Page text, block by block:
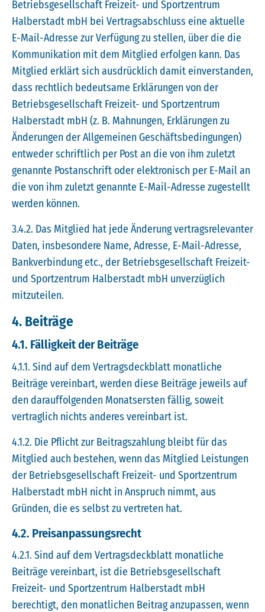
Betriebsgesellschaft Freizeit- und Sportzentrum
Halberstadt mbH bei Vertragsabschluss eine aktuelle
E-Mail-Adresse zur Verfügung zu stellen, über die die
Kommunikation mit dem Mitglied erfolgen kann. Das
Mitglied erklärt sich ausdrücklich damit einverstanden,
dass rechtlich bedeutsame Erklärungen von der
Betriebsgesellschaft Freizeit- und Sportzentrum
Halberstadt mbH (z. B. Mahnungen, Erklärungen zu
Änderungen der Allgemeinen Geschäftsbedingungen)
entweder schriftlich per Post an die von ihm zuletzt
genannte Postanschrift oder elektronisch per E-Mail an
die von ihm zuletzt genannte E-Mail-Adresse zugestellt
werden können.
3.4.2. Das Mitglied hat jede Änderung vertragsrelevanter
Daten, insbesondere Name, Adresse, E-Mail-Adresse,
Bankverbindung etc., der Betriebsgesellschaft Freizeit-
und Sportzentrum Halberstadt mbH unverzüglich
mitzuteilen.
4. Beiträge
4.1. Fälligkeit der Beiträge
4.1.1. Sind auf dem Vertragsdeckblatt monatliche
Beiträge vereinbart, werden diese Beiträge jeweils auf
den darauffolgenden Monatsersten fällig, soweit
vertraglich nichts anderes vereinbart ist.
4.1.2. Die Pflicht zur Beitragszahlung bleibt für das
Mitglied auch bestehen, wenn das Mitglied Leistungen
der Betriebsgesellschaft Freizeit- und Sportzentrum
Halberstadt mbH nicht in Anspruch nimmt, aus
Gründen, die es selbst zu vertreten hat.
4.2. Preisanpassungsrecht
4.2.1. Sind auf dem Vertragsdeckblatt monatliche
Beiträge vereinbart, ist die Betriebsgesellschaft
Freizeit- und Sportzentrum Halberstadt mbH
berechtigt, den monatlichen Beitrag anzupassen, wenn